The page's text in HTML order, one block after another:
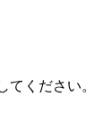
ください。